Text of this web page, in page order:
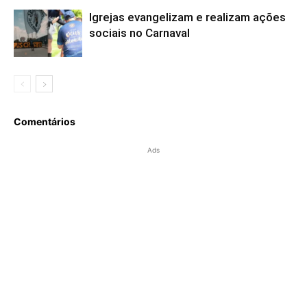
Igrejas evangelizam e realizam ações
sociais no Carnaval
Comentários
Ads